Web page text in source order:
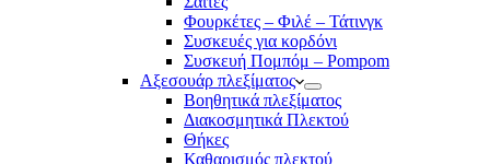
Φουρκέτες – Φιλέ – Τάτινγκ
Συσκευές για κορδόνι
Συσκευή Πομπόμ – Pompom
Αξεσουάρ πλεξίματος
Βοηθητικά πλεξίματος
Διακοσμητικά Πλεκτού
Θήκες
Καθαρισμός πλεκτού